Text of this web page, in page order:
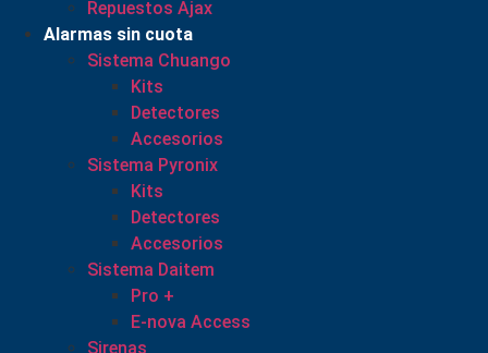
Repuestos Ajax
Alarmas sin cuota
Sistema Chuango
Kits
Detectores
Accesorios
Sistema Pyronix
Kits
Detectores
Accesorios
Sistema Daitem
Pro +
E-nova Access
Sirenas